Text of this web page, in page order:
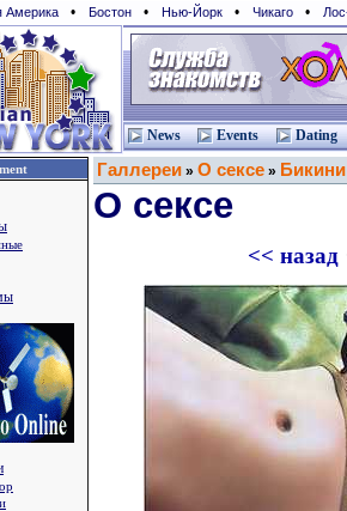
Америка • Бостон • Нью-Йорк • Чикаго •
News Events Dating
Галлереи » О сексе »
О сексе
<< назад